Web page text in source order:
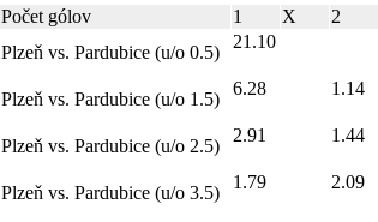
Počet gólov 1 X
2
Plzeň vs. Pardubice (u/o 0.5)
21.10
Plzeň vs. Pardubice (u/o 1.5)
6.28 1.14
Plzeň vs. Pardubice (u/o 2.5)
2.91 1.44
Plzeň vs. Pardubice (u/o 3.5)
1.79 2.09